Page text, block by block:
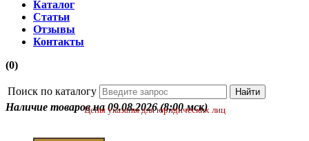
Каталог
Статьи
Отзывы
Контакты
(0)
Поиск по каталогу
Наличие товаров на 09.08.2026 (8:00 мск)
Цены указаны для юридических лиц